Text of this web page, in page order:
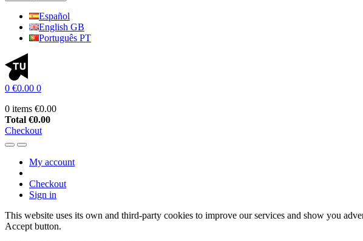
Español
English GB
Português PT
0 €0.00 0
0 items €0.00
Total €0.00
Checkout
My account
Checkout
Sign in
This website uses its own and third-party cookies to improve our services and show you
Accept button.